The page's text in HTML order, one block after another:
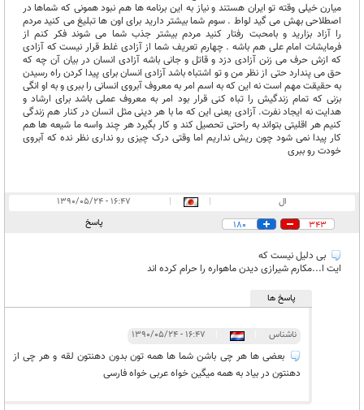
میارن خیلی وقته تو ایران هستند و نیاز به این برنامه ها هم نبود همونی که شماها در
اصطلاحی بهش می گید لواط . سوم شما بیشتر دارید برای اون ها تبلیغ می کنید مردم
را آزاد بزارید و بامحبت رفتار کنید مردم بیشتر جذب شما می شوند فکر کنم از
فرمایشات امام علی هم باشه . چهارم تعریف شما از آزادی غلط قرار نیست که آزادی
که ازش حرف می زنن آزادی دزد و قاتل و جانی باشه آزادی انسان در بیان آن چه که
حق می پندارد حتی از نظر من و تو اشتباه باشد آزادی انسان برای پیدا کردن راه رسیدن
به حقیقت مهم است نه این که به اسم امر به معروف آبروی انسانی را ببری و به او انگی
بزنی که تمام زندگیش را تباه کنی قرار بود امر به معروف عملی باشد برای ارشاد و
هدایت نه ایجاد نفرت. آزادی یعنی این که ما با هر دینی مثل انسان در کنار هم زندگی
کنیم هر اقلیتی بتواند به راحتی تحصیل کند و کار بگیرد هر چند واسه ما شیعه ها هم
کار پیدا نمی شود چون ریش نداریم اما وقتی درک چیزی رو نداری نظر نده که آبروی
خودت رو ببری
ال |
|
۱۶:۴۷ - ۱۳۹۰/۰۵/۲۴
343
180 پاسخ
بی دلیل نیست که
ایت ا...مکارم شیرازی دیدن ماهواره را حرام کرده اند
پاسخ ها
ناشناس ۱۶:۴۷ - ۱۳۹۰/۰۵/۲۴
بعضی ها هر چی باشن شما ها همه تون بدون دهنتون لقه و هر چی از
دهنتون در بیاد به همه میگین خواه عربی خواه فارسی